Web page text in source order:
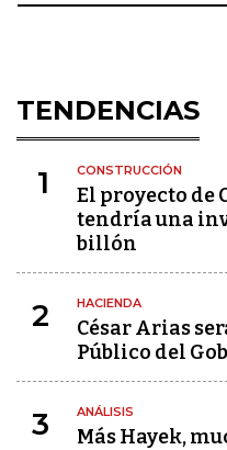
TENDENCIAS
1 CONSTRUCCIÓN
El proyecto de
tendría una
billón
2 HACIENDA
César Arias
Público del
3 ANÁLISIS
Más Hayek,